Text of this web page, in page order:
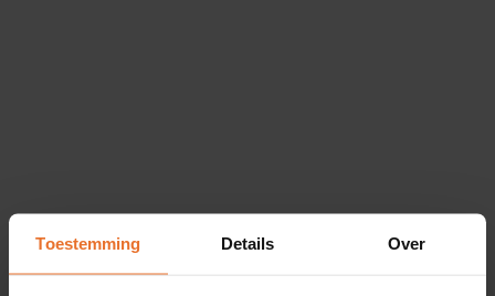
Toestemming Details Over